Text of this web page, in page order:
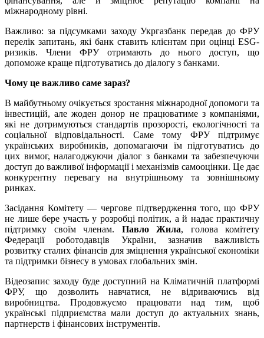
міжнародному рівні.
Важливо: за підсумками заходу Укргазбанк передав до ФРУ
перелік запитань, які банк ставить клієнтам при оцінці ESG-
ризиків. Члени ФРУ отримають до нього доступ, що
допоможе краще підготуватись до діалогу з банками.
Чому це важливо саме зараз?
В майбутньому очікується зростання міжнародної допомоги та
інвестицій, але жоден донор не працюватиме з компаніями,
які не дотримуються стандартів прозорості, екологічності та
соціальної відповідальності. Саме тому ФРУ підтримує
українських виробників, допомагаючи їм підготуватись до
цих вимог, налагоджуючи діалог з банками та забезпечуючи
доступ до важливої інформації і механізмів самооцінки. Це дає
конкурентну перевагу на внутрішньому та зовнішньому
ринках.
Засідання Комітету — чергове підтвердження того, що ФРУ
не лише бере участь у розробці політик, а й надає практичну
підтримку своїм членам. Павло Жила, голова комітету
Федерації роботодавців України, зазначив важливість
розвитку сталих фінансів для зміцнення української економіки
та підтримки бізнесу в умовах глобальних змін.
Відеозапис заходу буде доступний на Кліматичній платформі
ФРУ, що дозволить навчатися, не відриваючись від
виробництва. Продовжуємо працювати над тим, щоб
українські підприємства мали доступ до актуальних знань,
партнерств і фінансових інструментів.